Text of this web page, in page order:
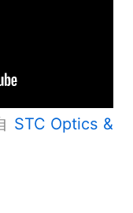
STC Optics &